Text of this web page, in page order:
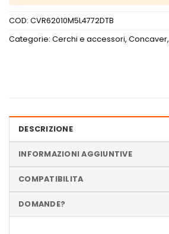
COD: CVR62010M5L4772DTB
Categorie: Cerchi e accessori, Concaver,
DESCRIZIONE
INFORMAZIONI AGGIUNTIVE
COMPATIBILITA
DOMANDE?